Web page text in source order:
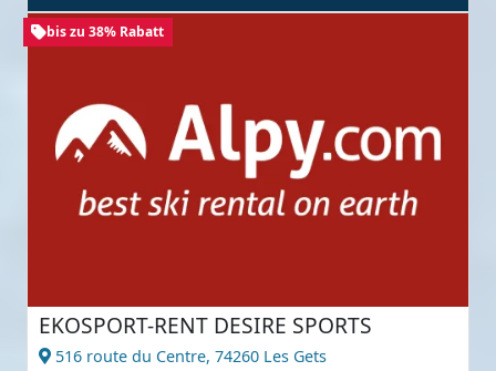
bis zu 38% Rabatt
EKOSPORT-RENT DESIRE SPORTS
516 route du Centre, 74260 Les Gets